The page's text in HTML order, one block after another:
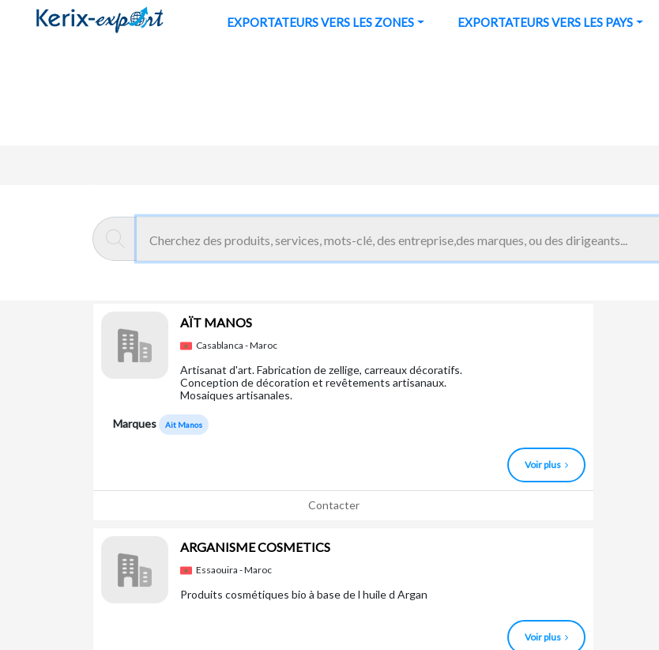
/fr/pays/koweit
EXPORTATEURS VERS LES ZONES EXPORTATEURS VERS LES PAYS
voir la fiche Coface Koweït
AÏT MANOS
Casablanca - Maroc
Artisanat d'art. Fabrication de zellige, carreaux décoratifs.
Conception de décoration et revêtements artisanaux.
Mosaiques artisanales.
Marques Ait Manos
Voir plus
Contacter
ARGANISME COSMETICS
Essaouira - Maroc
Produits cosmétiques bio à base de l huile d Argan
Voir plus